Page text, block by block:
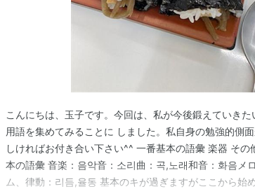
こんにちは、玉子です。今回は、私が今後鍛えていき
用語を集めてみることに しました。私自身の勉強的側
しければお付き合い下さい^^ 一番基本の語彙 楽器
本の語彙 音楽：음악音：소리曲：곡,노래和音：화음メ
ム、律動：리듬,율동 基本のキが過ぎますがここから始